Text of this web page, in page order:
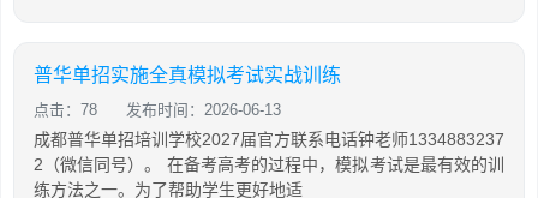
普华单招实施全真模拟考试实战训练
点击：78 发布时间：2026-06-13
成都普华单招培训学校2027届官方联系电话钟老师1334883237
2（微信同号）。 在备考高考的过程中，模拟考试是最有效的训
练方法之一。为了帮助学生更好地适